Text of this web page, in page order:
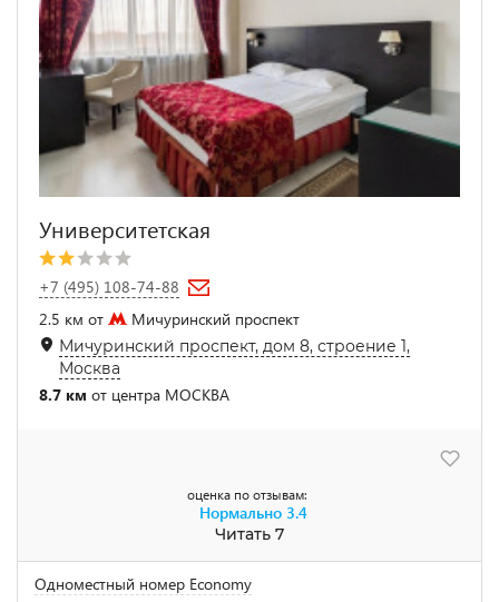
Университетская
+7 (495) 108-74-88
2.5 км от
Мичуринский проспект
Мичуринский проспект, дом 8, строение 1,
Москва
8.7 км от центра МОСКВА
оценка по отзывам:
Нормально 3.4
Читать 7
Одноместный номер Economy